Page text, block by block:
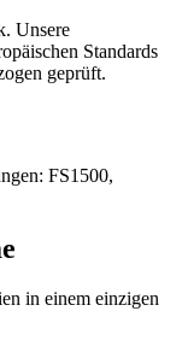
Unsere
Standards
geprüft.
FS1500,
in einem einzigen